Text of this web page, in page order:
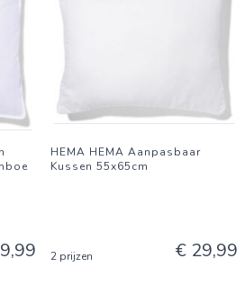
HEMA HEMA Aanpasbaar
Kussen 55x65cm
2 prijzen € 29,99